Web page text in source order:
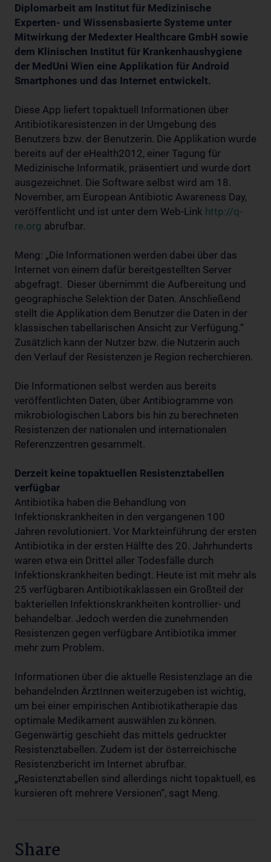
Diplomarbeit am Institut für Medizinische
Experten- und Wissensbasierte Systeme unter
Mitwirkung der Medexter Healthcare GmbH sowie
dem Klinischen Institut für Krankenhaushygiene
der MedUni Wien eine Applikation für Android
Smartphones und das Internet entwickelt.
Diese App liefert topaktuell Informationen über
Antibiotikaresistenzen in der Umgebung des
Benutzers bzw. der Benutzerin. Die Applikation wurde
bereits auf der eHealth2012, einer Tagung für
Medizinische Informatik, präsentiert und wurde dort
ausgezeichnet. Die Software selbst wird am 18.
November, am European Antibiotic Awareness Day,
veröffentlicht und ist unter dem Web-Link http://q-
re.org abrufbar.
Meng: „Die Informationen werden dabei über das
Internet von einem dafür bereitgestellten Server
abgefragt. Dieser übernimmt die Aufbereitung und
geographische Selektion der Daten. Anschließend
stellt die Applikation dem Benutzer die Daten in der
klassischen tabellarischen Ansicht zur Verfügung.“
Zusätzlich kann der Nutzer bzw. die Nutzerin auch
den Verlauf der Resistenzen je Region recherchieren.
Die Informationen selbst werden aus bereits
veröffentlichten Daten, über Antibiogramme von
mikrobiologischen Labors bis hin zu berechneten
Resistenzen der nationalen und internationalen
Referenzzentren gesammelt.
Derzeit keine topaktuellen Resistenztabellen
verfügbar
Antibiotika haben die Behandlung von
Infektionskrankheiten in den vergangenen 100
Jahren revolutioniert. Vor Markteinführung der ersten
Antibiotika in der ersten Hälfte des 20. Jahrhunderts
waren etwa ein Drittel aller Todesfälle durch
Infektionskrankheiten bedingt. Heute ist mit mehr als
25 verfügbaren Antibiotikaklassen ein Großteil der
bakteriellen Infektionskrankheiten kontrollier- und
behandelbar. Jedoch werden die zunehmenden
Resistenzen gegen verfügbare Antibiotika immer
mehr zum Problem.
Informationen über die aktuelle Resistenzlage an die
behandelnden ÄrztInnen weiterzugeben ist wichtig,
um bei einer empirischen Antibiotikatherapie das
optimale Medikament auswählen zu können.
Gegenwärtig geschieht das mittels gedruckter
Resistenztabellen. Zudem ist der österreichische
Resistenzbericht im Internet abrufbar.
„Resistenztabellen sind allerdings nicht topaktuell, es
kursieren oft mehrere Versionen“, sagt Meng.
Share